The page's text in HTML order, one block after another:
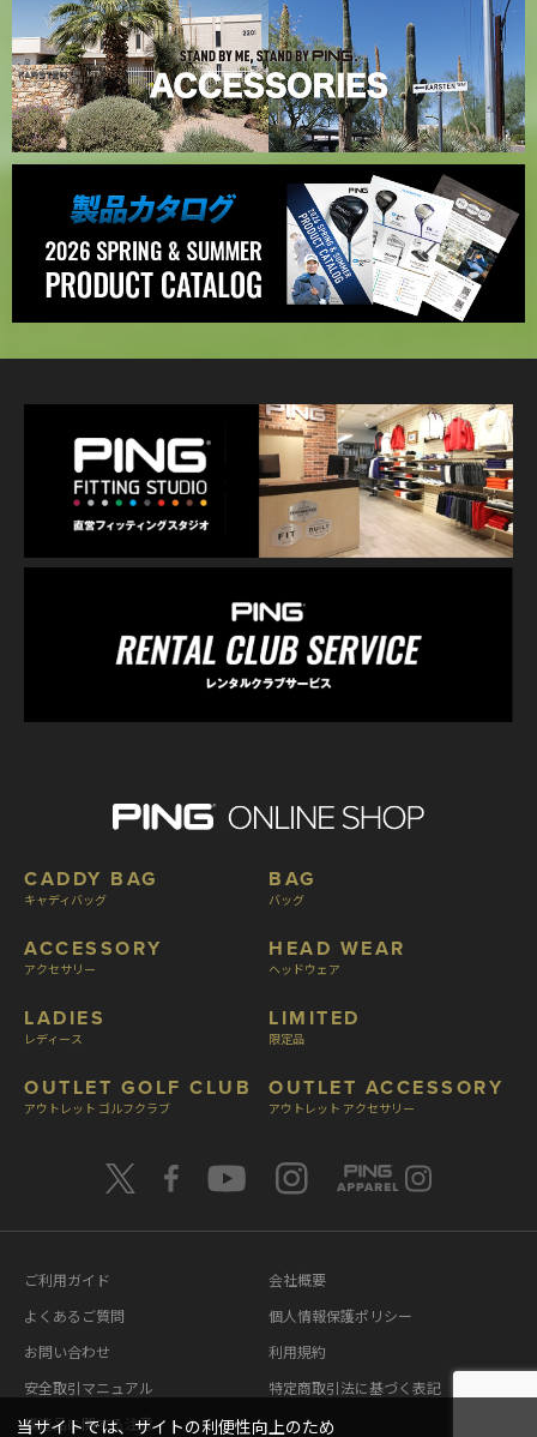
CADDY BAG
キャディバッグ
ACCESSORY
アクセサリー
LADIES
レディース
OUTLET GOLF CLUB
アウトレット ゴルフクラブ
BAG
バッグ
HEAD WEAR
ヘッドウェア
LIMITED
限定品
OUTLET ACCESSORY
アウトレット アクセサリー
ご利用ガイド
よくあるご質問
お問い合わせ
安全取引マニュアル
模造品に関する注意
会社概要
個人情報保護ポリシー
利用規約
特定商取引法に基づく表記
当サイトでは、サイトの利便性向上のため